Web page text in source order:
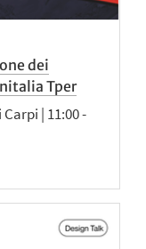
dei
Tper
| 11:00 -